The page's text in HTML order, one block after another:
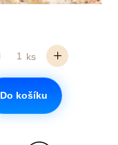
ks
Do košíku